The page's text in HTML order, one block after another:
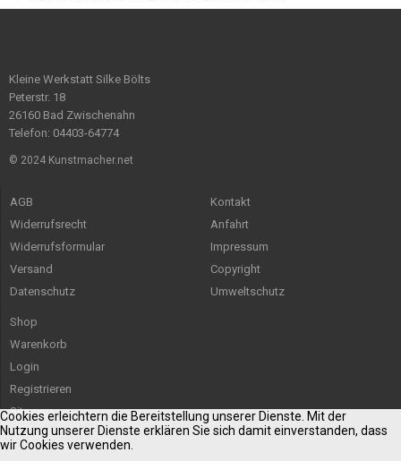
Kleine Werkstatt Silke Bölts
Peterstr. 18
26160 Bad Zwischenahn
Telefon: 04403-64774
© 2024 Kunstmacher.net
AGB
Widerrufsrecht
Widerrufsformular
Versand
Datenschutz
Kontakt
Anfahrt
Impressum
Copyright
Umweltschutz
Shop
Warenkorb
Login
Registrieren
Sitemap
Cookies erleichtern die Bereitstellung unserer Dienste. Mit der
Nutzung unserer Dienste erklären Sie sich damit einverstanden, dass
wir Cookies verwenden.